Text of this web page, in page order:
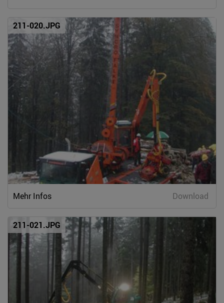
211-020.JPG
Mehr Infos Download
211-021.JPG